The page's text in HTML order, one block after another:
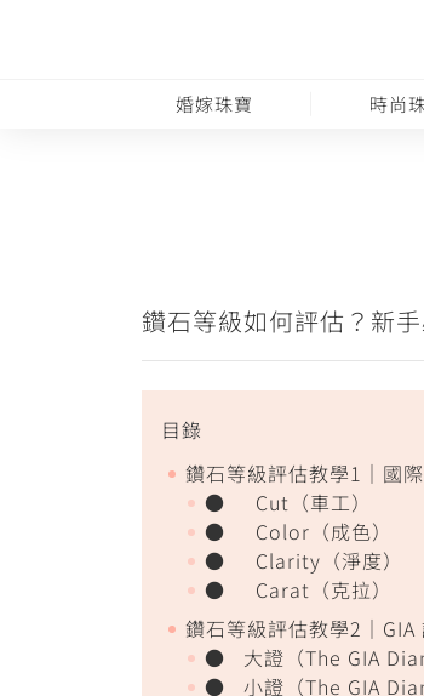
婚嫁珠寶 時尚
鑽石等級如何評估？新
目錄
鑽石等級評估教學1｜國
● Cut（車工）
● Color（成色）
● Clarity（淨度）
● Carat（克拉）
鑽石等級評估教學2｜GIA
● 大證（The GIA
● 小證（The GIA